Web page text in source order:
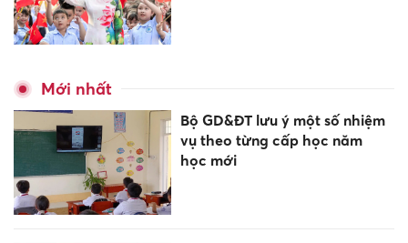
Mới nhất
Bộ GD&ĐT lưu ý một số nhiệm
vụ theo từng cấp học năm
học mới